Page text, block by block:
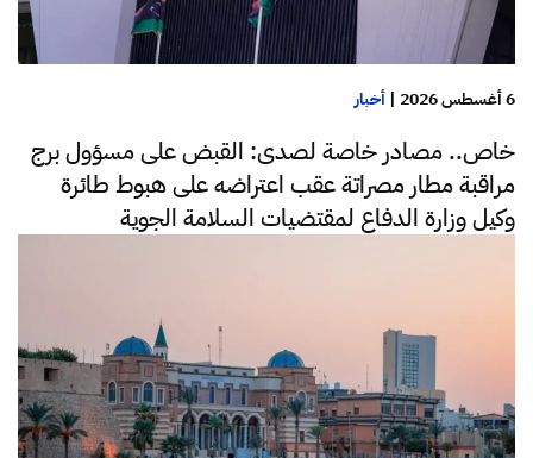
6 أغسطس 2026 | أخبار
خاص.. مصادر خاصة لصدى: القبض على مسؤول برج
مراقبة مطار مصراتة عقب اعتراضه على هبوط طائرة
وكيل وزارة الدفاع لمقتضيات السلامة الجوية